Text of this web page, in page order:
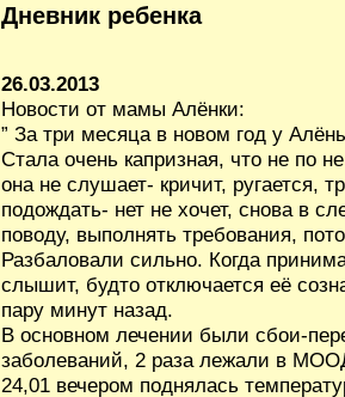
Дневник ребенка
26.03.2013
Новости от мамы Алёнки:
” За три месяца в новом год у
Стала очень капризная, что не по
она не слушает- кричит, ругается,
подождать- нет не хочет, снова в
поводу, выполнять требования,
Разбаловали сильно. Когда
слышит, будто отключается её
пару минут назад.
В основном лечении были сбои-
заболеваний, 2 раза лежали в
24,01 вечером поднялась